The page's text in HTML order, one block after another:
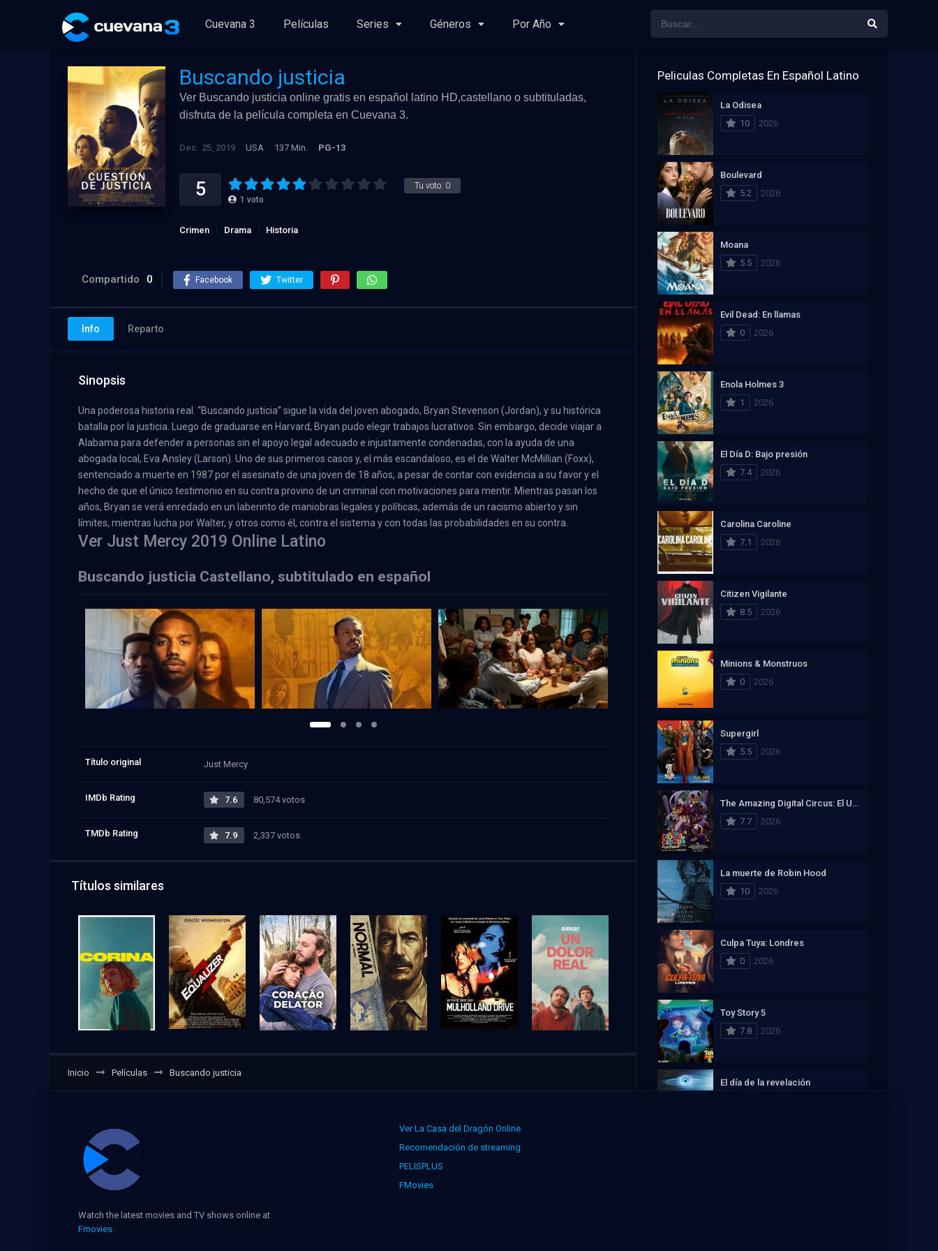
Cuevana 3 Películas Series Géneros Por Año
Buscando justicia
Ver Buscando justicia online gratis en español latino HD,castellano o subtituladas,
disfruta de la película completa en Cuevana 3.
Dec. 25, 2019 USA 137 Min. PG-13
Tu voto: 0
5 1 voto
Crimen Drama Historia
Compartido 0 Facebook Twitter
Info Reparto
Sinopsis
Una poderosa historia real. “Buscando justicia” sigue la vida del joven abogado, Bryan Stevenson (Jordan), y su histórica
batalla por la justicia. Luego de graduarse en Harvard, Bryan pudo elegir trabajos lucrativos. Sin embargo, decide viajar a
Alabama para defender a personas sin el apoyo legal adecuado e injustamente condenadas, con la ayuda de una
abogada local, Eva Ansley (Larson). Uno de sus primeros casos y, el más escandaloso, es el de Walter McMillian (Foxx),
sentenciado a muerte en 1987 por el asesinato de una joven de 18 años, a pesar de contar con evidencia a su favor y el
hecho de que el único testimonio en su contra provino de un criminal con motivaciones para mentir. Mientras pasan los
años, Bryan se verá enredado en un laberinto de maniobras legales y políticas, además de un racismo abierto y sin
límites, mientras lucha por Walter, y otros como él, contra el sistema y con todas las probabilidades en su contra.
Ver Just Mercy 2019 Online Latino
Buscando justicia Castellano, subtitulado en español
Título original Just Mercy
IMDb Rating 7.6 80,574 votos
TMDb Rating 7.9 2,337 votos
Títulos similares
Inicio Películas Buscando justicia
Peliculas Completas En Español Latino
La Odisea
10
2026
Boulevard
5.2
2026
Moana
5.5
2026
Evil Dead: En llamas
0
2026
Enola Holmes 3
1
2026
El Día D: Bajo presión
7.4
2026
Carolina Caroline
7.1
2026
Citizen Vigilante
8.5
2026
Minions & Monstruos
0
2026
Supergirl
5.5
2026
The Amazing Digital Circus: El Ultimo Acto
7.7
2026
La muerte de Robin Hood
10
2026
Culpa Tuya: Londres
0
2026
Toy Story 5
7.8
2026
El día de la revelación
Ver La Casa del Dragón Online
Recomendación de streaming
PELISPLUS
FMovies
Watch the latest movies and TV shows online at
Fmovies